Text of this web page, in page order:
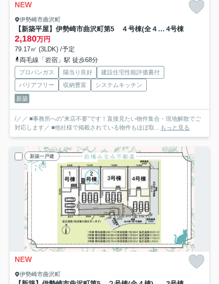
NEW
伊勢崎市曲沢町
【新築平屋】伊勢崎市曲沢町第5 ４号棟(全４棟) クレイドルガーデン 新築建売分譲 4号棟
2,180万円
79.17㎡ (3LDK) /予定
両毛線「岩宿」駅 徒歩68分
プロパンガス 陽当り良好
建設住宅性能評価書付
バリアフリー
収納豊富
システムキッチン
新築
/／／ ■事務所への”来店不要”です！直接見たい物件集合・現地解散でご
対応します／ ■他社様で掲載されている物件もほぼ取... もっと見る
新築一戸建
NEW
伊勢崎市曲沢町